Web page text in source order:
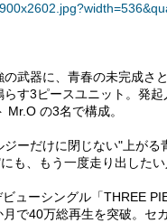
の武器に、青春の未完成
らす3ピースユニット。発
Mr.O の3名で構成。
ーだけに閉じない"上がる
も、もう一度走り出した
ューシングル「THREE
月で40万総再生を突破。セ